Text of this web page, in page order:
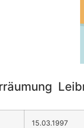
15.03.1997